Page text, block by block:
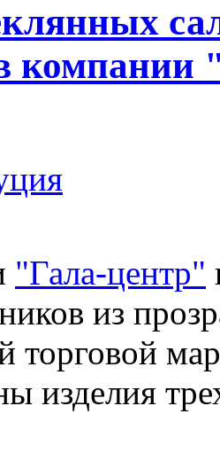
компании
"Гала-центр"
из
торговой
изделия